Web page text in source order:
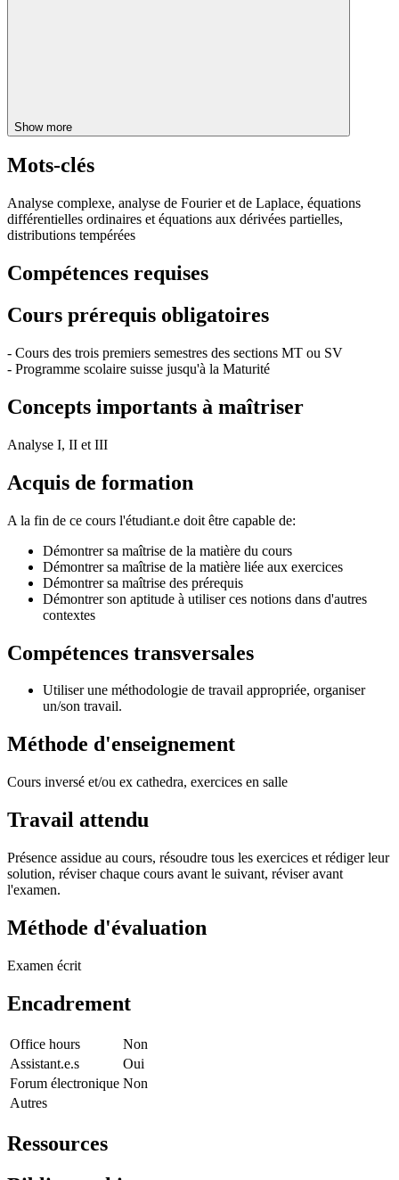
Show more
Mots-clés
Analyse complexe, analyse de Fourier et de Laplace, équations
différentielles ordinaires et équations aux dérivées partielles,
distributions tempérées
Compétences requises
Cours prérequis obligatoires
- Cours des trois premiers semestres des sections MT ou SV
- Programme scolaire suisse jusqu'à la Maturité
Concepts importants à maîtriser
Analyse I, II et III
Acquis de formation
A la fin de ce cours l'étudiant.e doit être capable de:
Démontrer sa maîtrise de la matière du cours
Démontrer sa maîtrise de la matière liée aux exercices
Démontrer sa maîtrise des prérequis
Démontrer son aptitude à utiliser ces notions dans d'autres
contextes
Compétences transversales
Utiliser une méthodologie de travail appropriée, organiser
un/son travail.
Méthode d'enseignement
Cours inversé et/ou ex cathedra, exercices en salle
Travail attendu
Présence assidue au cours, résoudre tous les exercices et rédiger leur
solution, réviser chaque cours avant le suivant, réviser avant
l'examen.
Méthode d'évaluation
Examen écrit
Encadrement
Office hours
Non
Assistant.e.s
Oui
Forum électronique Non
Autres
Ressources